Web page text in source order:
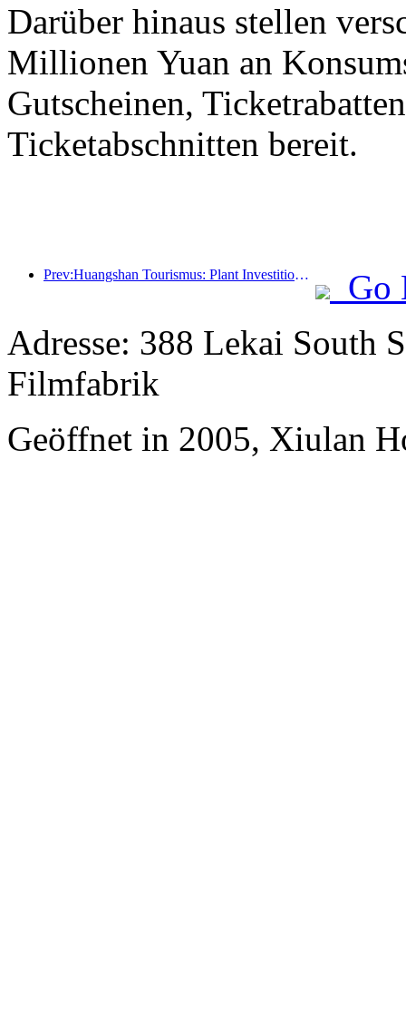
Darüber hinaus stellen
Millionen Yuan an
Gutscheinen,
Ticketabschnitten bereit.
Prev:Huangshan Tourismus: Plant Investitionen in Höhe von 530 Millionen Yuan für Hotelrenovierungen
Go
Adresse: 388 Lekai South
Filmfabrik
Geöffnet in 2005, Xiulan